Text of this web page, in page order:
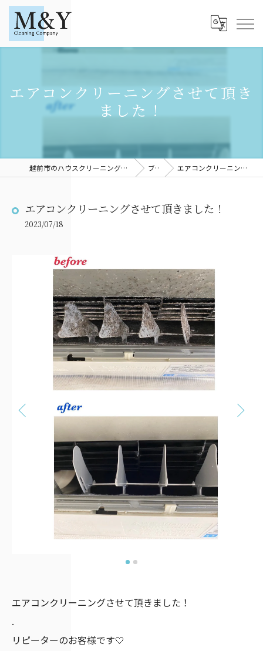
エアコンクリーニングさせて頂き
ました！
越前市のハウスクリーニングならM＆YCleaningCompany ブログ エアコンクリーニングさせて頂きました！
エアコンクリーニングさせて頂きました！
2023/07/18
エアコンクリーニングさせて頂きました！
.
リピーターのお客様です🤍